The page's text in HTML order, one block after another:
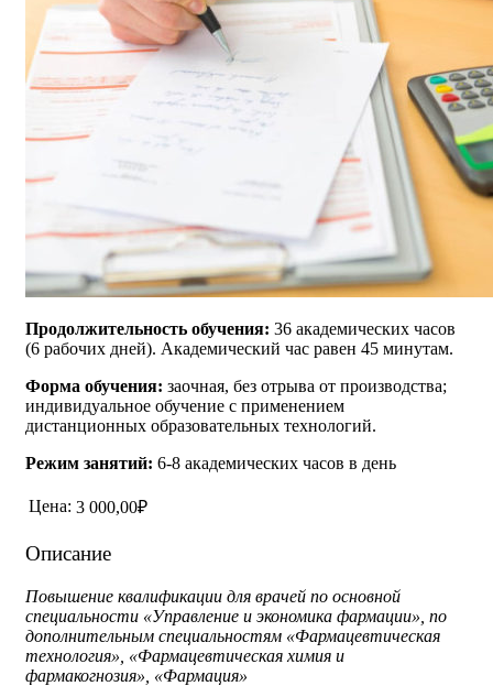
Продолжительность обучения: 36 академических часов
(6 рабочих дней). Академический час равен 45 минутам.
Форма обучения: заочная, без отрыва от производства;
индивидуальное обучение с применением
дистанционных образовательных технологий.
Режим занятий: 6-8 академических часов в день
Цена: 3 000,00₽
Описание
Повышение квалификации для врачей по основной
специальности «Управление и экономика фармации», по
дополнительным специальностям «Фармацевтическая
технология», «Фармацевтическая химия и
фармакогнозия», «Фармация»